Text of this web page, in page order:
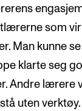
som
Man kunne se
klarte seg
Andre lærere
uten verktøy.